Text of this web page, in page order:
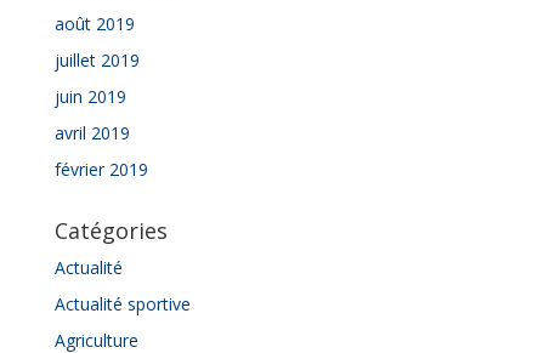
août 2019
juillet 2019
juin 2019
avril 2019
février 2019
Catégories
Actualité
Actualité sportive
Agriculture